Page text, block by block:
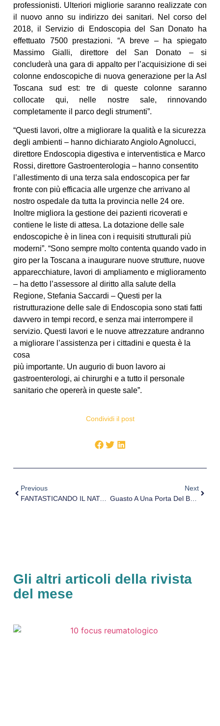
professionisti. Ulteriori migliorie saranno realizzate con
il nuovo anno su indirizzo dei sanitari. Nel corso del
2018, il Servizio di Endoscopia del San Donato ha
effettuato 7500 prestazioni. “A breve – ha spiegato
Massimo Gialli, direttore del San Donato – si
concluderà una gara di appalto per l’acquisizione di sei
colonne endoscopiche di nuova generazione per la Asl
Toscana sud est: tre di queste colonne saranno
collocate qui, nelle nostre sale, rinnovando
completamente il parco degli strumenti”.
“Questi lavori, oltre a migliorare la qualità e la sicurezza
degli ambienti – hanno dichiarato Angiolo Agnolucci,
direttore Endoscopia digestiva e interventistica e Marco
Rossi, direttore Gastroenterologia – hanno consentito
l’allestimento di una terza sala endoscopica per far
fronte con più efficacia alle urgenze che arrivano al
nostro ospedale da tutta la provincia nelle 24 ore.
Inoltre migliora la gestione dei pazienti ricoverati e
contiene le liste di attesa. La dotazione delle sale
endoscopiche è in linea con i requisiti strutturali più
moderni”. “Sono sempre molto contenta quando vado in
giro per la Toscana a inaugurare nuove strutture, nuove
apparecchiature, lavori di ampliamento e miglioramento
– ha detto l’assessore al diritto alla salute della
Regione, Stefania Saccardi – Questi per la
ristrutturazione delle sale di Endoscopia sono stati fatti
davvero in tempi record, e senza mai interrompere il
servizio. Questi lavori e le nuove attrezzature andranno
a migliorare l’assistenza per i cittadini e questa è la
cosa
più importante. Un augurio di buon lavoro ai
gastroenterologi, ai chirurghi e a tutto il personale
sanitario che opererà in queste sale”.
Condividi il post
Previous
FANTASTICANDO IL NATALE. Canti, Danze, Laboratori Artistici E Tanto Divertimento Per I Bambini Del Reparto Di Pediatria Del Presidio Ospedaliero G.B. Grassi Di Ostia.
Next
Guasto A Una Porta Del Bunker, A Chieti Sedute Ridotte Per La Radioterapia
Gli altri articoli della rivista
del mese